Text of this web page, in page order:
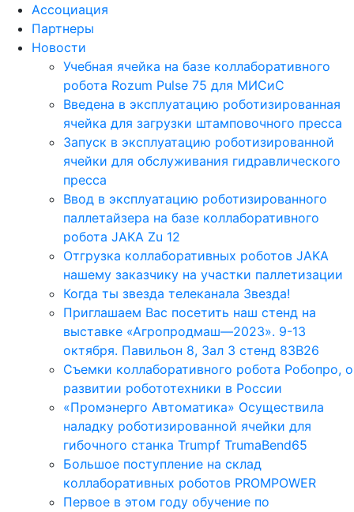
Ассоциация
Партнеры
Новости
Учебная ячейка на базе коллаборативного
робота Rozum Pulse 75 для МИСиС
Введена в эксплуатацию роботизированная
ячейка для загрузки штамповочного пресса
Запуск в эксплуатацию роботизированной
ячейки для обслуживания гидравлического
пресса
Ввод в эксплуатацию роботизированного
паллетайзера на базе коллаборативного
робота JAKA Zu 12
Отгрузка коллаборативных роботов JAKA
нашему заказчику на участки паллетизации
Когда ты звезда телеканала Звезда!
Приглашаем Вас посетить наш стенд на
выставке «Агропродмаш—2023». 9-13
октября. Павильон 8, Зал 3 стенд 83B26
Съемки коллаборативного робота Робопро, о
развитии робототехники в России
«Промэнерго Автоматика» Осуществила
наладку роботизированной ячейки для
гибочного станка Trumpf TrumaBend65
Большое поступление на склад
коллаборативных роботов PROMPOWER
Первое в этом году обучение по